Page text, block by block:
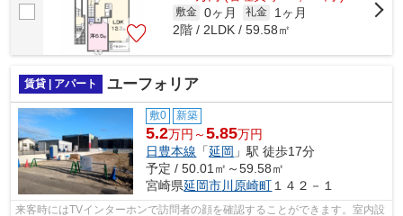
敷金 0ヶ月 礼金
1ヶ月
2階 / 2LDK / 59.58㎡
賃貸 | アパート ユーフォリア
敷0 新築
5.2万円～5.85万円
日豊本線 「延岡 」駅 徒歩17分
予定 / 50.01㎡～59.58㎡
宮崎県延岡市川原崎町 １４２－１
来客時にはTVインターホンで訪問者の顔を確認することができます。室内設